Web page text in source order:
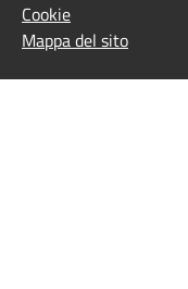
Cookie
Mappa del sito